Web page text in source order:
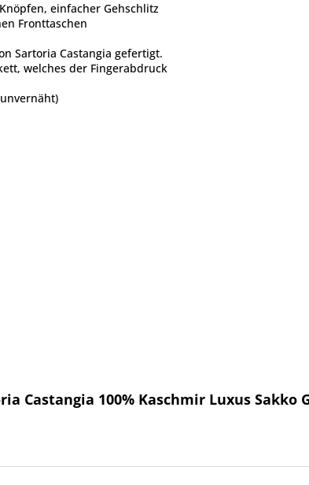
einfacher Gehschlitz
Fronttaschen
Sartoria Castangia gefertigt.
welches der Fingerabdruck
Castangia 100% Kaschmir Luxus